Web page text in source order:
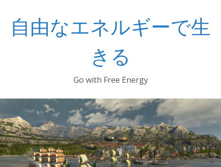
ッ
プ
自由なエネルギーで生
きる
Go with Free Energy